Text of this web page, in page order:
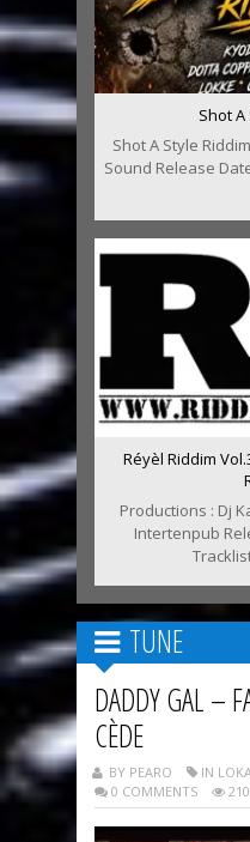
Shot
Shot A Style
Sound Release
Réyèl Riddim
Productions : Dj
Intertenpub
TUNE
DADDY GAL –
CÈDE
BY PEARO IN
0 COMMENTS